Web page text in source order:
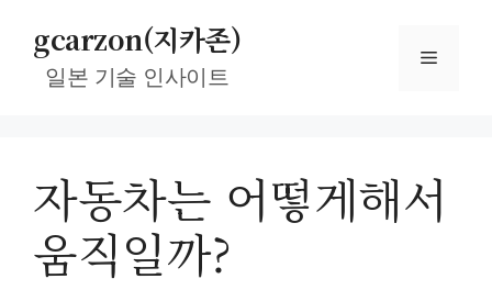
gcarzon(지카존)
일본 기술 인사이트
메
자동차는 어떻게해서
움직일까?